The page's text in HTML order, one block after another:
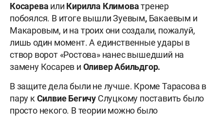
Косарева или Кирилла Климоватренер
побоялся. В итоге вышли Зуевым, Бакаевым и
Макаровым, и на троих они создали, пожалуй,
лишь один момент. А единственные удары в
створ ворот «Ростова» нанес вышедший на
замену Косарев и Оливер Абильдгор.
В защите дела были не лучше. Кроме Тарасова в
пару к Силвие Бегичу Слуцкому поставить было
просто некого. В теории можно было